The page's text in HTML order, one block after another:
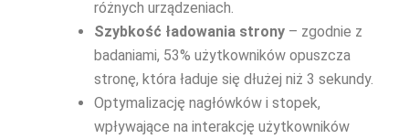
różnych urządzeniach.
Szybkość ładowania strony– zgodnie z
badaniami, 53% użytkowników opuszcza
stronę, która ładuje się dłużej niż 3 sekundy.
Optymalizację nagłówków i stopek,
wpływające na interakcję użytkowników